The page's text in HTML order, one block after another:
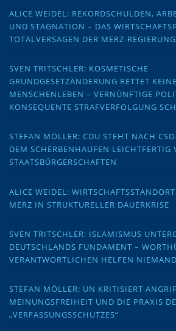
ALICE WEIDEL: REKORDSCHULDEN,
UND STAGNATION – DAS
TOTALVERSAGEN DER MERZ-REGIERUNG
SVEN TRITSCHLER: KOSMETISCHE
GRUNDGESETZÄNDERUNG RETTET KEINE
MENSCHENLEBEN – VERNÜNFTIGE
KONSEQUENTE STRAFVERFOLGUNG
STEFAN MÖLLER: CDU STEHT NACH
DEM SCHERBENHAUFEN LEICHTFERTIG
STAATSBÜRGERSCHAFTEN
ALICE WEIDEL:
MERZ IN STRUKTURELLER DAUERKRISE
SVEN TRITSCHLER: ISLAMISMUS
DEUTSCHLANDS FUNDAMENT –
VERANTWORTLICHEN HELFEN
STEFAN MÖLLER: UN KRITISIERT
MEINUNGSFREIHEIT UND DIE PRAXIS
„VERFASSUNGSSCHUTZES“